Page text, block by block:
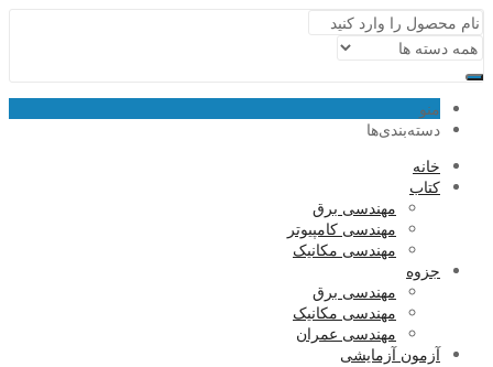
منو
دسته‌بندی‌ها
خانه
کتاب
مهندسی برق
مهندسی کامپیوتر
مهندسی مکانیک
جزوه
مهندسی برق
مهندسی مکانیک
مهندسی عمران
آزمون آزمایشی